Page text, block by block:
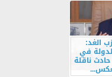
الغد:
في
ناقلة